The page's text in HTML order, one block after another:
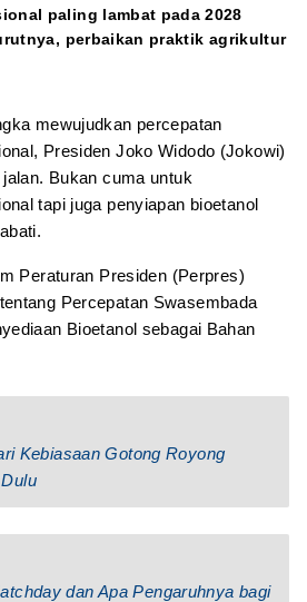
paling lambat pada 2028
perbaikan praktik agrikultur
mewujudkan percepatan
Presiden Joko Widodo (Jokowi)
Bukan cuma untuk
tapi juga penyiapan bioetanol
Peraturan Presiden (Perpres)
Percepatan Swasembada
Bioetanol sebagai Bahan
Kebiasaan Gotong Royong
dan Apa Pengaruhnya bagi